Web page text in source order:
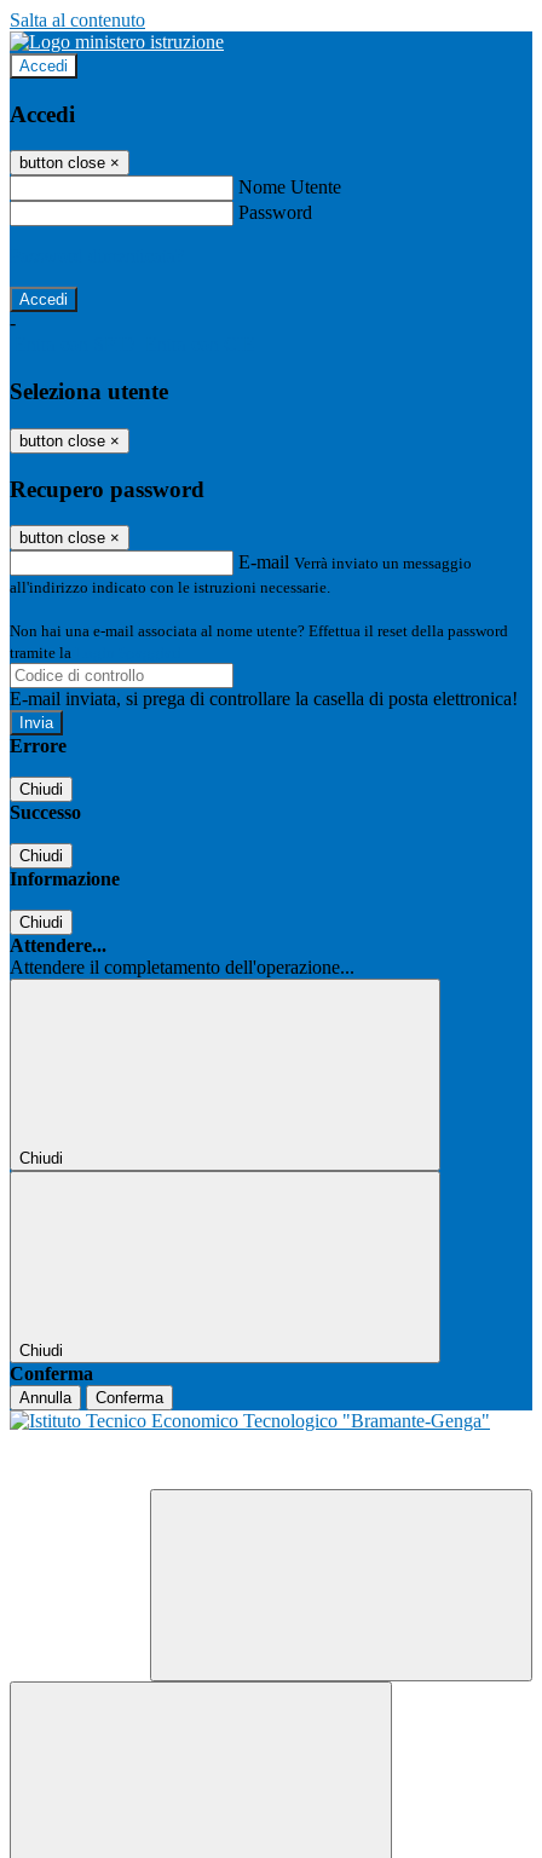
Salta al contenuto
Accedi
Accedi
button close ×
Nome Utente
Password
-
Seleziona utente
button close ×
Recupero password
button close ×
E-mail Verrà inviato un messaggio
all'indirizzo indicato con le istruzioni necessarie.
Non hai una e-mail associata al nome utente? Effettua il reset della password
tramite la
E-mail inviata, si prega di controllare la casella di posta elettronica!
Errore
Chiudi
Successo
Chiudi
Informazione
Chiudi
Attendere...
Attendere il completamento dell'operazione...
Chiudi
Chiudi
Conferma
Annulla Conferma